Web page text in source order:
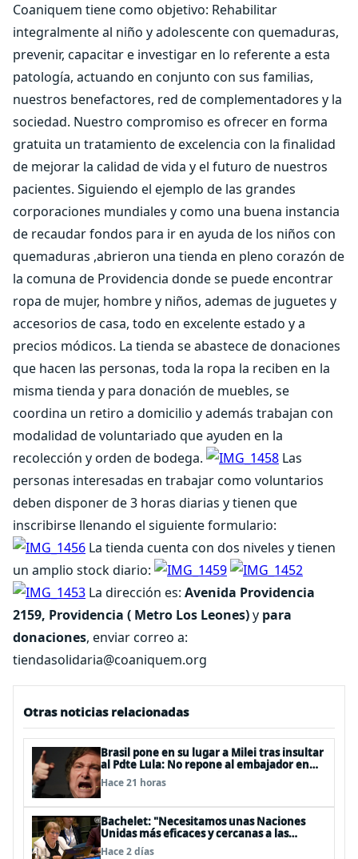
Coaniquem tiene como objetivo: Rehabilitar
integralmente al niño y adolescente con quemaduras,
prevenir, capacitar e investigar en lo referente a esta
patología, actuando en conjunto con sus familias,
nuestros benefactores, red de complementadores y la
sociedad. Nuestro compromiso es ofrecer en forma
gratuita un tratamiento de excelencia con la finalidad
de mejorar la calidad de vida y el futuro de nuestros
pacientes. Siguiendo el ejemplo de las grandes
corporaciones mundiales y como una buena instancia
de recaudar fondos para ir en ayuda de los niños con
quemaduras ,abrieron una tienda en pleno corazón de
la comuna de Providencia donde se puede encontrar
ropa de mujer, hombre y niños, ademas de juguetes y
accesorios de casa, todo en excelente estado y a
precios módicos. La tienda se abastece de donaciones
que hacen las personas, toda la ropa la reciben en la
misma tienda y para donación de muebles, se
coordina un retiro a domicilio y además trabajan con
modalidad de voluntariado que ayuden en la
recolección y orden de bodega.
Las
personas interesadas en trabajar como voluntarios
deben disponer de 3 horas diarias y tienen que
inscribirse llenando el siguiente formulario:
La tienda cuenta con dos niveles y tienen
un amplio stock diario:
La dirección es: Avenida Providencia
2159, Providencia ( Metro Los Leones)y para
donaciones, enviar correo a:
tiendasolidaria@coaniquem.org
Otras noticias relacionadas
Brasil pone en su lugar a Milei tras insultar
al Pdte Lula: No repone al embajador en
BBSS y rebaja la relación bilateral
Hace 21 horas
Bachelet: "Necesitamos unas Naciones
Unidas más eficaces y cercanas a las
personas"
Hace 2 días